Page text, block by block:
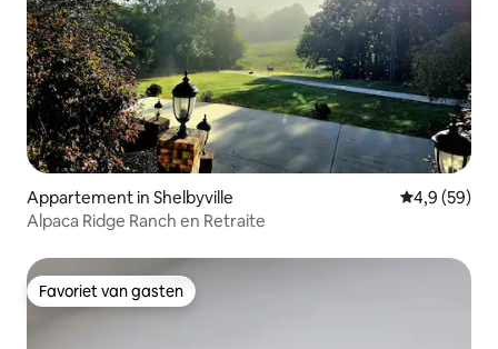
Appartement in Shelbyville Gemiddelde
4,9 (59)
Alpaca Ridge Ranch en Retraite
Favoriet van gasten
Favoriet van gasten